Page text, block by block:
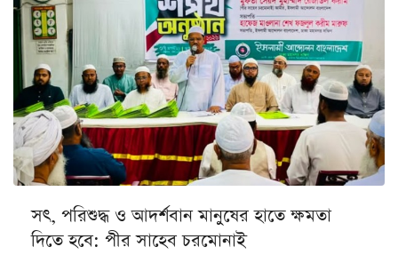
সৎ, পরিশুদ্ধ ও আদর্শবান মানুষের হাতে ক্ষমতা
দিতে হবে: পীর সাহেব চরমোনাই